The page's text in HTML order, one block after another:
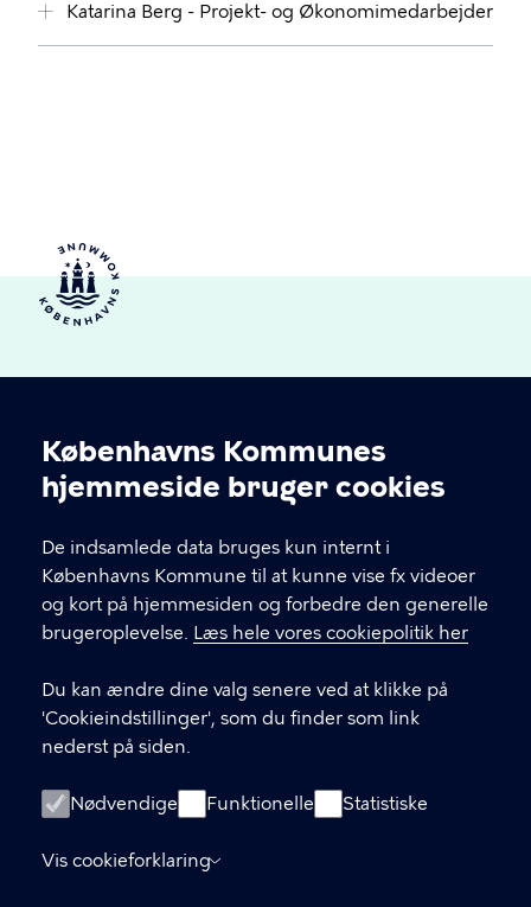
Cookieindstillinger
Københavns Kommunes
hjemmeside bruger cookies
De indsamlede data bruges kun internt i
Københavns Kommune til at kunne vise fx videoer
og kort på hjemmesiden og forbedre den generelle
brugeroplevelse. Læs hele vores cookiepolitik her
Du kan ændre dine valg senere ved at klikke på
'Cookieindstillinger', som du finder som link
nederst på siden.
Nødvendige Funktionelle Statistiske
Vis cookieforklaring
Katarina Berg - Projekt- og Økonomimedarbejder
Brønshøj-Husum Lokaludvalg
KONTAKT
LINKS
Facebook
Instagram